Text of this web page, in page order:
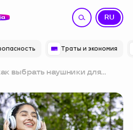
Траты и экономия
RU
UZ
выбрать наушники для